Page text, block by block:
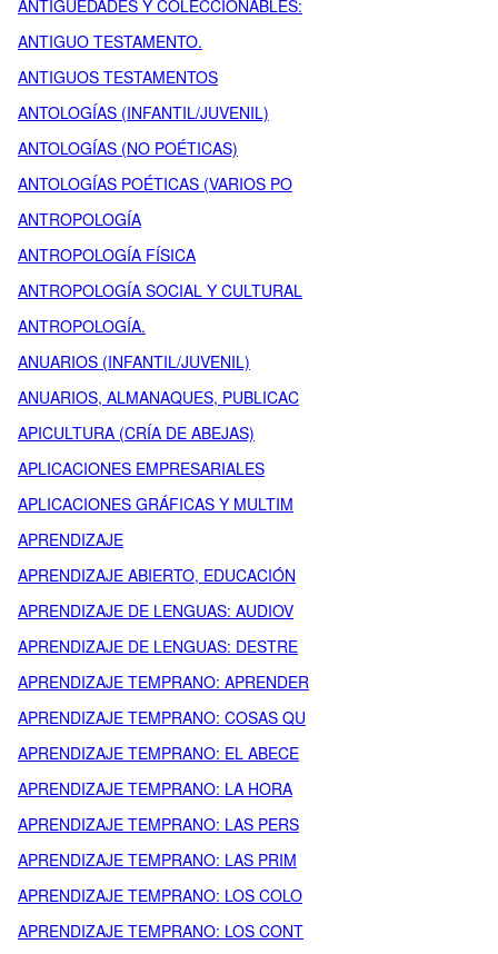
ANTIGÜEDADES Y COLECCIONABLES:
ANTIGUO TESTAMENTO.
ANTIGUOS TESTAMENTOS
ANTOLOGÍAS (INFANTIL/JUVENIL)
ANTOLOGÍAS (NO POÉTICAS)
ANTOLOGÍAS POÉTICAS (VARIOS PO
ANTROPOLOGÍA
ANTROPOLOGÍA FÍSICA
ANTROPOLOGÍA SOCIAL Y CULTURAL
ANTROPOLOGÍA.
ANUARIOS (INFANTIL/JUVENIL)
ANUARIOS, ALMANAQUES, PUBLICAC
APICULTURA (CRÍA DE ABEJAS)
APLICACIONES EMPRESARIALES
APLICACIONES GRÁFICAS Y MULTIM
APRENDIZAJE
APRENDIZAJE ABIERTO, EDUCACIÓN
APRENDIZAJE DE LENGUAS: AUDIOV
APRENDIZAJE DE LENGUAS: DESTRE
APRENDIZAJE TEMPRANO: APRENDER
APRENDIZAJE TEMPRANO: COSAS QU
APRENDIZAJE TEMPRANO: EL ABECE
APRENDIZAJE TEMPRANO: LA HORA
APRENDIZAJE TEMPRANO: LAS PERS
APRENDIZAJE TEMPRANO: LAS PRIM
APRENDIZAJE TEMPRANO: LOS COLO
APRENDIZAJE TEMPRANO: LOS CONT